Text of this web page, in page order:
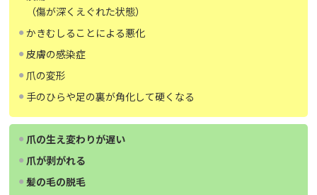
（傷が深くえぐれた状態）
かきむしることによる悪化
皮膚の感染症
爪の変形
手のひらや足の裏が角化して硬くなる
爪の生え変わりが遅い
爪が剥がれる
髪の毛の脱毛